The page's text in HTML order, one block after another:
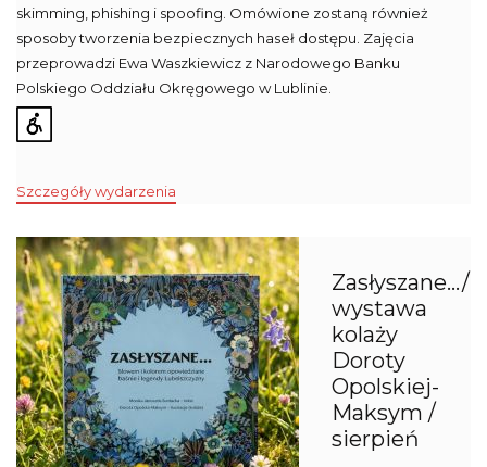
skimming, phishing i spoofing. Omówione zostaną również
sposoby tworzenia bezpiecznych haseł dostępu. Zajęcia
przeprowadzi Ewa Waszkiewicz z Narodowego Banku
Polskiego Oddziału Okręgowego w Lublinie.
Szczegóły wydarzenia
Zasłyszane…/
wystawa
kolaży
Doroty
Opolskiej-
Maksym /
sierpień